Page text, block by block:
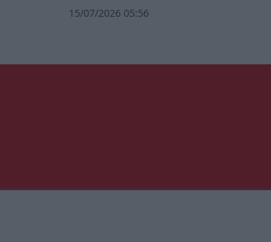
15/07/2026 05:56